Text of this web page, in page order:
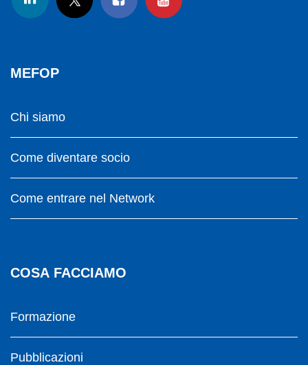
MEFOP
Chi siamo
Come diventare socio
Come entrare nel Network
COSA FACCIAMO
Formazione
Pubblicazioni